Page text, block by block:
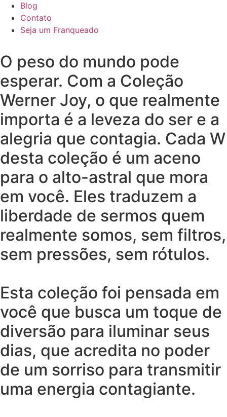
Blog
Contato
Seja um Franqueado
O peso do mundo pode
esperar. Com a Coleção
Werner Joy, o que realmente
importa é a leveza do ser e a
alegria que contagia. Cada W
desta coleção é um aceno
para o alto-astral que mora
em você. Eles traduzem a
liberdade de sermos quem
realmente somos, sem filtros,
sem pressões, sem rótulos.
Esta coleção foi pensada em
você que busca um toque de
diversão para iluminar seus
dias, que acredita no poder
de um sorriso para transmitir
uma energia contagiante.